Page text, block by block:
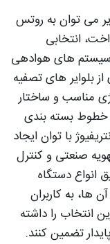
می‌ توان به روتس
انتخابی
سیستم‌ های هوادهی
بلوایر های تصفیه
مناسب و ساختار
خطوط بسته‌ بندی
با توان ایجاد
صنعتی و کنترل
انواع دستگاه
ها، به کاربران
انتخاب را داشته
تضمین کنند.